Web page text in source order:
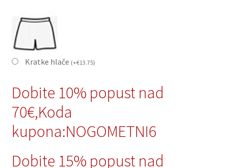
Kratke hlače (+€13.75)
Dobite 10% popust nad
70€,Koda
kupona:NOGOMETNI6
Dobite 15% popust nad